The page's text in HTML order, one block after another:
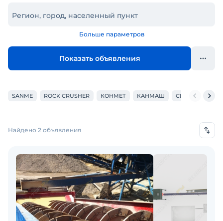
Регион, город, населенный пункт
Больше параметров
Показать объявления
SANME ROCK CRUSHER КОНМЕТ КАНМАШ CDE
Найдено 2 объявления